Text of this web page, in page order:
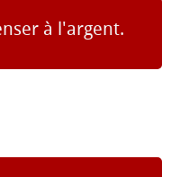
à l'argent.